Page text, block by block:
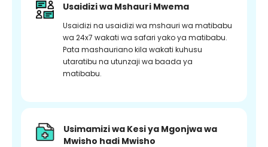
Usaidizi wa Mshauri Mwema
Usaidizi na usaidizi wa mshauri wa matibabu
wa 24x7 wakati wa safari yako ya matibabu.
Pata mashauriano kila wakati kuhusu
utaratibu na utunzaji wa baada ya
matibabu.
Usimamizi wa Kesi ya Mgonjwa wa
Mwisho hadi Mwisho